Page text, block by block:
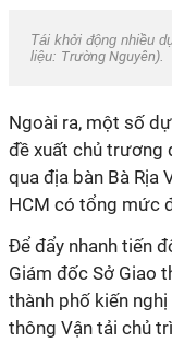
Tái khởi động nhiều
liệu: Trường Nguyên).
Ngoài ra, một số
đề xuất chủ trương
qua địa bàn Bà Rịa
HCM có tổng mức
Để đẩy nhanh tiến
Giám đốc Sở Giao
thành phố kiến
thông Vận tải chủ